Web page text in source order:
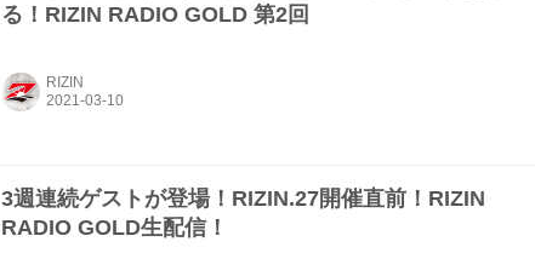
る！RIZIN RADIO GOLD 第2回
RIZIN
3週連続ゲストが登場！RIZIN.27開催直前！RIZIN
RADIO GOLD生配信！